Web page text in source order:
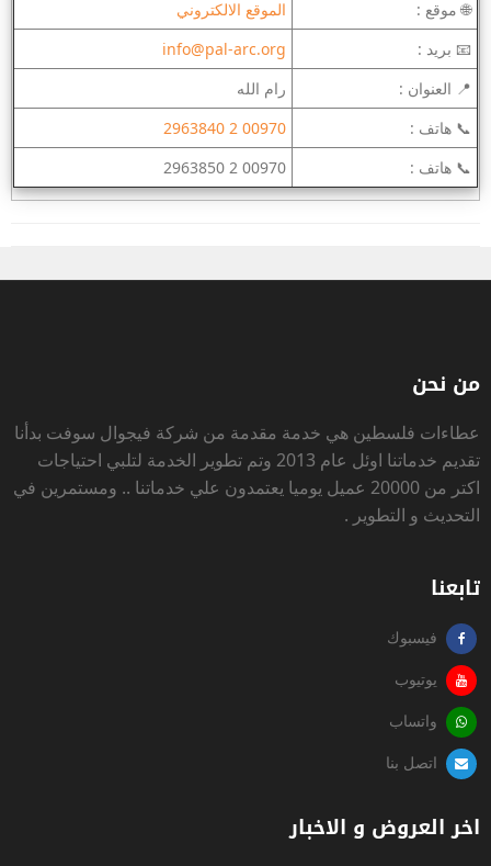
🌐 موقع :
الموقع الالكتروني
📧 بريد :
info@pal-arc.org
📍 العنوان :
رام الله
📞 هاتف :
00970 2 2963840
📞 هاتف :
00970 2 2963850
من نحن
عطاءات فلسطينهي خدمة مقدمة من شركة فيجوال سوفت بدأنا
تقديم خدماتنا اوئل عام 2013 وتم تطوير الخدمة لتلبي احتياجات
اكتر من 20000 عميل يوميا يعتمدون علي خدماتنا .. ومستمرين في
التحديث و التطوير .
تابعنا
فيسبوك
يوتيوب
واتساب
اتصل بنا
اخر العروض و الاخبار